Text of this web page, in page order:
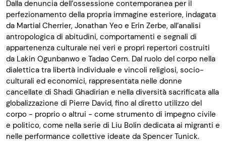
Dalla denuncia dell’ossessione contemporanea per il
perfezionamento della propria immagine esteriore, indagata
da Martial Cherrier, Jonathan Yeo e Erin Zerbe, all’analisi
antropologica di abitudini, comportamenti e segnali di
appartenenza culturale nei veri e propri repertori costruiti
da Lakin Ogunbanwo e Tadao Cern. Dal ruolo del corpo nella
dialettica tra libertà individuale e vincoli religiosi, socio-
culturali ed economici, rappresentata nelle donne
cancellate di Shadi Ghadirian e nella diversità sacrificata alla
globalizzazione di Pierre David, fino al diretto utilizzo del
corpo - proprio o altrui - come strumento di impegno civile
e politico, come nella serie di Liu Bolin dedicata ai migranti e
nelle performance collettive ideate da Spencer Tunick.